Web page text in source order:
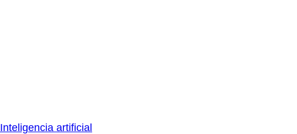
Inteligencia artificial